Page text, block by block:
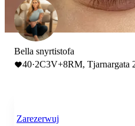
Bella snyrtistofa
40·2C3V+8RM, Tjarnargata
Zarezerwuj